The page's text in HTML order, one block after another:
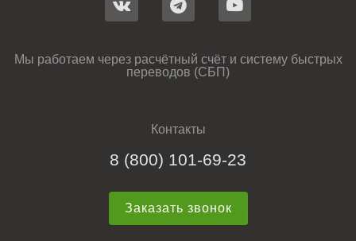
Мы работаем через расчётный счёт и систему быстрых
переводов (СБП)
Контакты
8 (800) 101-69-23
Заказать звонок